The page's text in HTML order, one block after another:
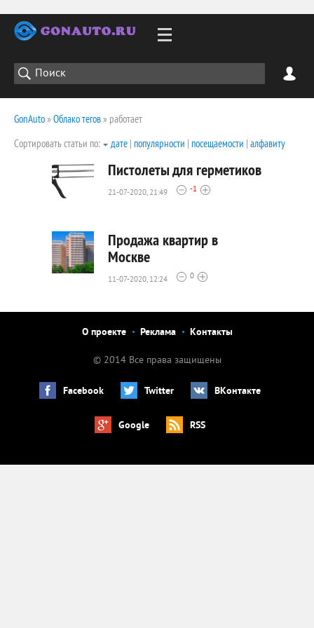
GonAuto» Облако тегов» работает
Сортировать статьи по:
дате | популярности | посещаемости | алфавиту
Пистолеты для герметиков
21-07-2020, 21:49 -1
Продажа квартир в
Москве
11-07-2020, 12:24 0
О проекте Реклама Контакты
© 2014 Все права защищены
Facebook Twitter ВКонтакте
Google RSS